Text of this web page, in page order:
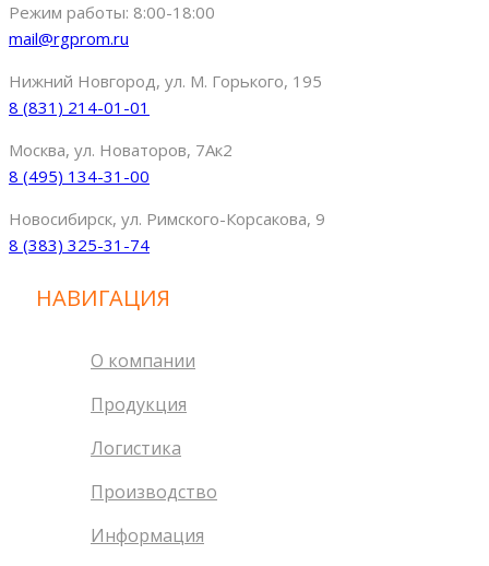
Режим работы: 8:00-18:00
mail@rgprom.ru
Нижний Новгород, ул. М. Горького, 195
8 (831) 214-01-01
Москва, ул. Новаторов, 7Ак2
8 (495) 134-31-00
Новосибирск, ул. Римского-Корсакова, 9
8 (383) 325-31-74
НАВИГАЦИЯ
О компании
Продукция
Логистика
Производство
Информация